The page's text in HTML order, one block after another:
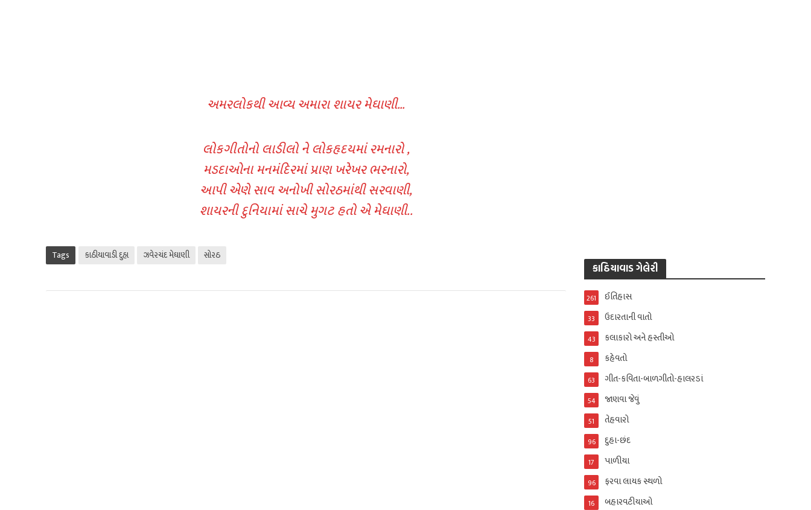
અમરલોકથી આવ્ય અમારા શાયર મેઘાણી…
લોકગીતોનો લાડીલો ને લોકહૃદયમાં રમનારો ,
મડદાઓના મનમંદિરમાં પ્રાણ ખરેખર ભરનારો,
આપી એણે સાવ અનોખી સોરઠમાંથી સરવાણી,
શાયરની દુનિયામાં સાચે મુગટ હતો એ મેઘાણી..
Tags કાઠીયાવાડી દુહા ઝવેરચંદ મેઘાણી સોરઠ
કાઠિયાવાડ ગેલેરી
ઈતિહાસ
261
ઉદારતાની વાતો
33
કલાકારો અને હસ્તીઓ
43
કહેવતો
8
ગીત-કવિતા-બાળગીતો-હાલરડાં
63
જાણવા જેવું
54
તેહવારો
51
દુહા-છંદ
96
પાળીયા
17
ફરવા લાયક સ્થળો
96
બહારવટીયાઓ
16